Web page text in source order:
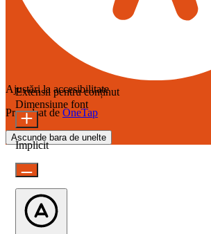
Ajustări la accesibilitate
Propulsat de OneTap
Ascunde bara de unelte
Extensii pentru conținut
Dimensiune font
Implicit